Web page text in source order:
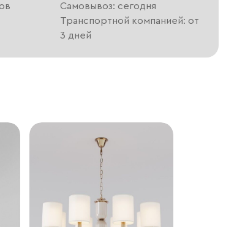
Самовывоз: сегодня
Транспортной компанией: от
3 дней